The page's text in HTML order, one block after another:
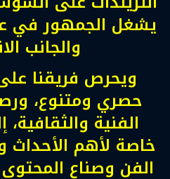
يشغل الجمهور في
والجانب
ويحرص فريقنا
حصري ومتنوع،
الفنية
خاصة لأهم الأحداث
الفن وصناع